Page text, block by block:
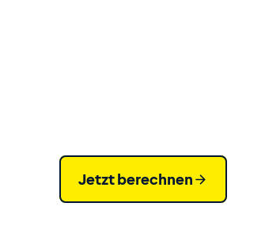
Jetzt berechnen